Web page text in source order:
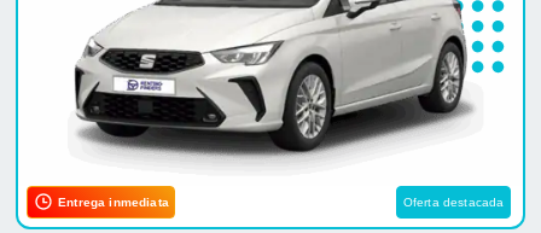
Entrega inmediata Oferta destacada